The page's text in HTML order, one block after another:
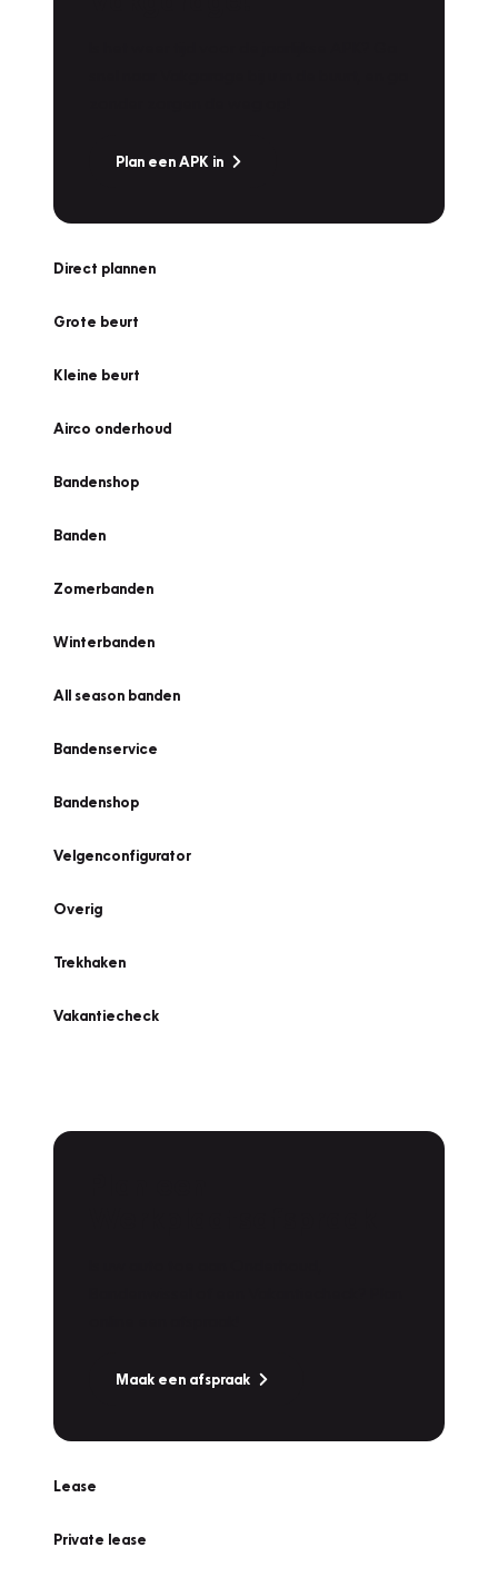
Plan een APK in
Direct plannen
Grote beurt
Kleine beurt
Airco onderhoud
Bandenshop
Banden
Zomerbanden
Winterbanden
All season banden
Bandenservice
Bandenshop
Velgenconfigurator
Overig
Trekhaken
Vakantiecheck
Maak een afspraak
Lease
Private lease